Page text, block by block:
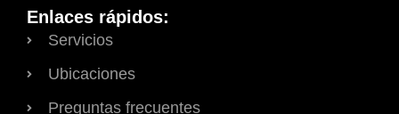
Enlaces rápidos:
Servicios
Ubicaciones
Preguntas frecuentes